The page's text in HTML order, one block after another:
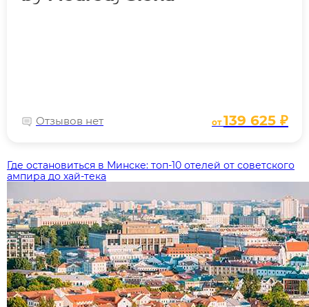
Отзывов нет от139 625 ₽
Где остановиться в Минске: топ‑10 отелей от советского
ампира до хай‑тека